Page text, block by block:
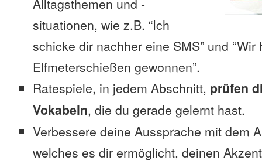
Alltagsthemen und -
situationen, wie z.B. “Ich
schicke dir nachher eine SMS” und
Elfmeterschießen gewonnen”.
Ratespiele, in jedem Abschnitt, prüfen
Vokabeln, die du gerade gelernt hast.
Verbessere deine Aussprache mit dem
welches es dir ermöglicht, deinen